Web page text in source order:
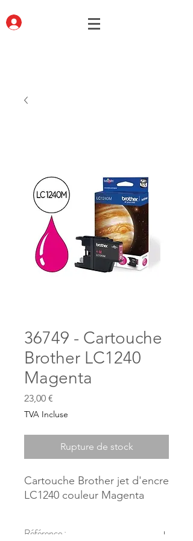
36749 - Cartouche
Brother LC1240
Magenta
23,00 €
TVA Incluse
Rupture de stock
Cartouche Brother jet d'encre
LC1240 couleur Magenta
Référence :